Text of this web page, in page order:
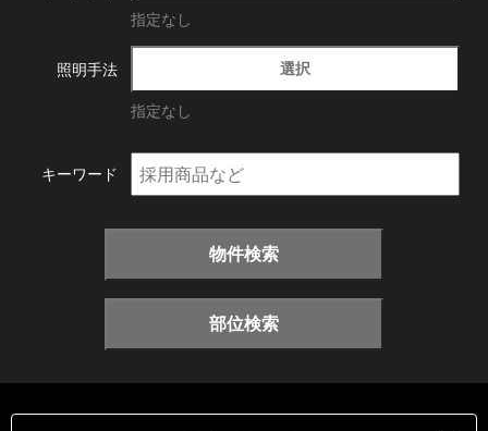
指定なし
照明手法 選択
指定なし
キーワード
物件検索
部位検索